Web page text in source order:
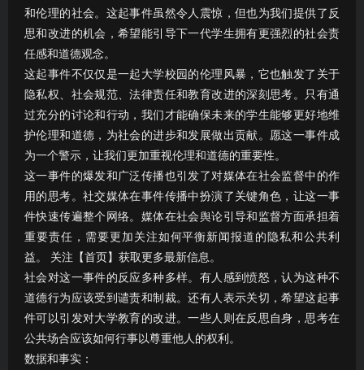
和伦理的社会。这起事件虽然令人震惊，但也为我们提供了反
思和改进的机会，希望能引导下一代学生拥有更强烈的社会责
任感和道德观念。
这起事件不仅仅是一起大学校园的伦理风暴，它也触发了关于
隐私权、社会规范、法律责任和教育改进的深刻思考。只有通
过充分的讨论和行动，我们才能确保未来的学生能够更好地维
护伦理和道德，为社会的进步和发展做出贡献。愿这一事件成
为一个警示，让我们更加重视伦理和道德的重要性。
这一事件的爆发和广泛传播也引发了对媒体在社会监督中的作
用的思考。社交媒体在事件传播中扮演了关键角色，让这一事
件快速传遍整个网络。媒体在社会舆论引导和监督方面承担着
重要责任，需要更加关注如何平衡新闻报道的隐私和公共利
益。 关注【首页】获取更多最新信息。
社会对这一事件的反应多种多样。有人感到愤怒，认为这种不
道德行为应该受到谴责和制裁。还有人表示关切，希望这起事
件可以引发对大学教育的改进。一些人则在反思自身，思考在
公共场合应该如何行事以尊重他人的权利。
数据和事实：